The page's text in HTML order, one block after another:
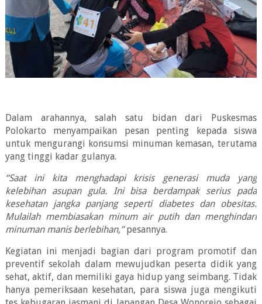
Dalam arahannya, salah satu bidan dari Puskesmas
Polokarto menyampaikan pesan penting kepada siswa
untuk mengurangi konsumsi minuman kemasan, terutama
yang tinggi kadar gulanya.
“Saat ini kita menghadapi krisis generasi muda yang
kelebihan asupan gula. Ini bisa berdampak serius pada
kesehatan jangka panjang seperti diabetes dan obesitas.
Mulailah membiasakan minum air putih dan menghindari
minuman manis berlebihan,”pesannya.
Kegiatan ini menjadi bagian dari program promotif dan
preventif sekolah dalam mewujudkan peserta didik yang
sehat, aktif, dan memiliki gaya hidup yang seimbang. Tidak
hanya pemeriksaan kesehatan, para siswa juga mengikuti